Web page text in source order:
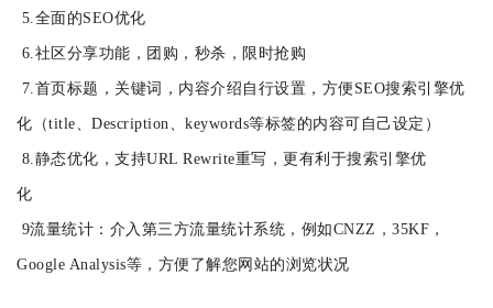
5.全面的SEO优化
6.社区分享功能，团购，秒杀，限时抢购
7.首页标题，关键词，内容介绍自行设置，方便SEO搜索引擎优
化（title、Description、keywords等标签的内容可自己设定）
8.静态优化，支持URL Rewrite重写，更有利于搜索引擎优
化
9流量统计：介入第三方流量统计系统，例如CNZZ，35KF，
Google Analysis等，方便了解您网站的浏览状况